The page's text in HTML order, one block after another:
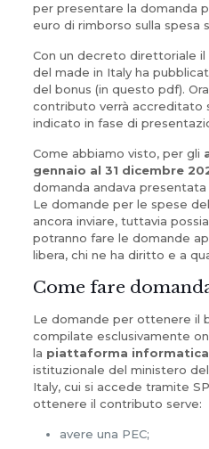
per presentare la domanda
euro di rimborso sulla spesa
Con un decreto direttoriale
del made in Italy ha
del bonus (in questo pdf).
contributo verrà accreditato
indicato in fase di
Come abbiamo visto, per gli
gennaio al 31 dicembre
domanda andava
Le domande per le spese
ancora inviare, tuttavia
potranno fare le domande
libera, chi ne ha diritto e a
Come fare
Le domande per ottenere il
compilate esclusivamente
la piattaforma informatica
istituzionale del ministero
Italy, cui si accede tramite
ottenere il contributo serve:
avere una PEC;